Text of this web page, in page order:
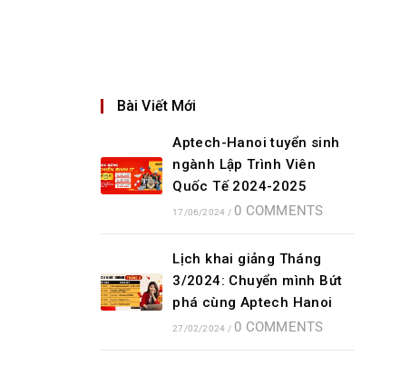
Bài Viết Mới
Aptech-Hanoi tuyển sinh
ngành Lập Trình Viên
Quốc Tế 2024-2025
17/06/2024 / 0 COMMENTS
Lịch khai giảng Tháng
3/2024: Chuyển mình Bứt
phá cùng Aptech Hanoi
27/02/2024 / 0 COMMENTS